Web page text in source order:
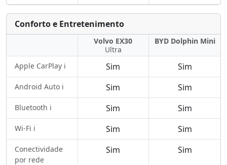
Conforto e Entretenimento
Volvo EX30
Ultra
BYD Dolphin Mini
Apple CarPlay ℹ️ Sim Sim
Android Auto ℹ️ Sim Sim
Bluetooth ℹ️ Sim Sim
Wi-Fi ℹ️ Sim Sim
Conectividade
por rede
Sim Sim